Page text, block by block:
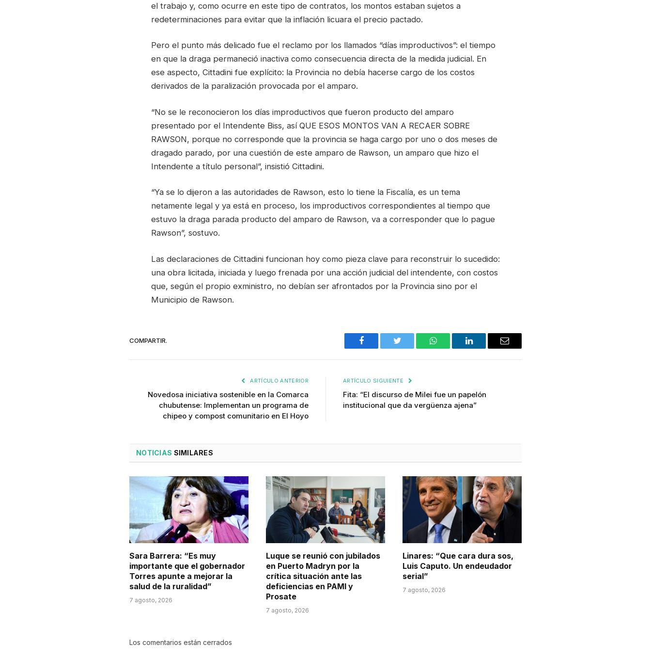
el trabajo y, como ocurre en este tipo de contratos, los montos estaban sujetos a
redeterminaciones para evitar que la inflación licuara el precio pactado.
Pero el punto más delicado fue el reclamo por los llamados “días improductivos”: el tiempo
en que la draga permaneció inactiva como consecuencia directa de la medida judicial. En
ese aspecto, Cittadini fue explícito: la Provincia no debía hacerse cargo de los costos
derivados de la paralización provocada por el amparo.
“No se le reconocieron los días improductivos que fueron producto del amparo
presentado por el Intendente Biss, así QUE ESOS MONTOS VAN A RECAER SOBRE
RAWSON, porque no corresponde que la provincia se haga cargo por uno o dos meses de
dragado parado, por una cuestión de este amparo de Rawson, un amparo que hizo el
Intendente a título personal”, insistió Cittadini.
“Ya se lo dijeron a las autoridades de Rawson, esto lo tiene la Fiscalía, es un tema
netamente legal y ya está en proceso, los improductivos correspondientes al tiempo que
estuvo la draga parada producto del amparo de Rawson, va a corresponder que lo pague
Rawson”, sostuvo.
Las declaraciones de Cittadini funcionan hoy como pieza clave para reconstruir lo sucedido:
una obra licitada, iniciada y luego frenada por una acción judicial del intendente, con costos
que, según el propio exministro, no debían ser afrontados por la Provincia sino por el
Municipio de Rawson.
COMPARTIR.
Facebook Twitter WhatsAppLinkedIn Email
ARTÍCULO ANTERIOR
Novedosa iniciativa sostenible en la Comarca
chubutense: Implementan un programa de
chipeo y compost comunitario en El Hoyo
ARTÍCULO SIGUIENTE
Fita: “El discurso de Milei fue un papelón
institucional que da vergüenza ajena”
NOTICIAS SIMILARES
Sara Barrera: “Es muy
importante que el gobernador
Torres apunte a mejorar la
salud de la ruralidad”
7 agosto, 2026
Luque se reunió con jubilados
en Puerto Madryn por la
crítica situación ante las
deficiencias en PAMI y
Prosate
7 agosto, 2026
Linares: “Que cara dura sos,
Luis Caputo. Un endeudador
serial”
7 agosto, 2026
Los comentarios están cerrados